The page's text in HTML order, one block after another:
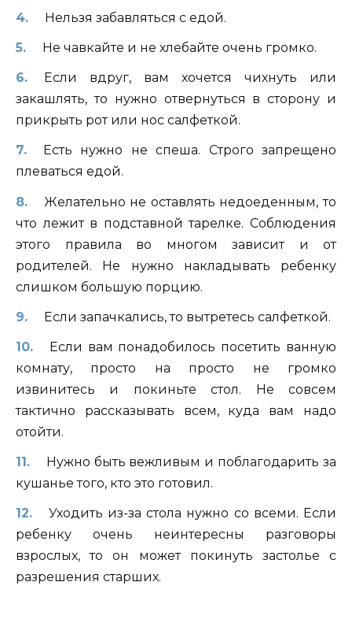
Нельзя забавляться с едой.
Не чавкайте и не хлебайте очень громко.
Если вдруг, вам хочется чихнуть или
закашлять, то нужно отвернуться в сторону и
прикрыть рот или нос салфеткой.
Есть нужно не спеша. Строго запрещено
плеваться едой.
Желательно не оставлять недоеденным, то
что лежит в подставной тарелке. Соблюдения
этого правила во многом зависит и от
родителей. Не нужно накладывать ребенку
слишком большую порцию.
Если запачкались, то вытретесь салфеткой.
Если вам понадобилось посетить ванную
комнату, просто на просто не громко
извинитесь и покиньте стол. Не совсем
тактично рассказывать всем, куда вам надо
отойти.
Нужно быть вежливым и поблагодарить за
кушанье того, кто это готовил.
Уходить из-за стола нужно со всеми. Если
ребенку очень неинтересны разговоры
взрослых, то он может покинуть застолье с
разрешения старших.